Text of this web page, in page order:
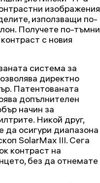
изображения
използващи по-
Получете по-тъмни
с новия
система за
директно
Патентованата
допълнителен
начин за
Никой друг,
да осигури диапазона
SolarMax III. Сега
контраст на
без да отнемате